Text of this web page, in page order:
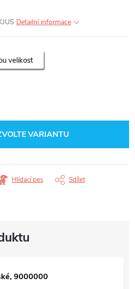
Detailní informace
velikost
VARIANTU
Hlídací pes Sdílet
9000000